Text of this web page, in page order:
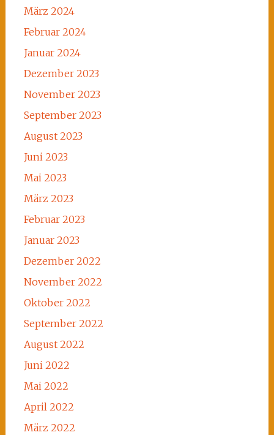
März 2024
Februar 2024
Januar 2024
Dezember 2023
November 2023
September 2023
August 2023
Juni 2023
Mai 2023
März 2023
Februar 2023
Januar 2023
Dezember 2022
November 2022
Oktober 2022
September 2022
August 2022
Juni 2022
Mai 2022
April 2022
März 2022